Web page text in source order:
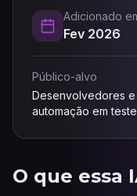
O que essa
Adicionado
Fev 2026
Público-alvo
Desenvolvedores
automação em